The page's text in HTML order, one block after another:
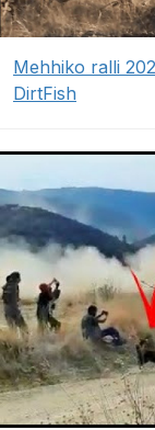
Mehhiko ralli
DirtFish